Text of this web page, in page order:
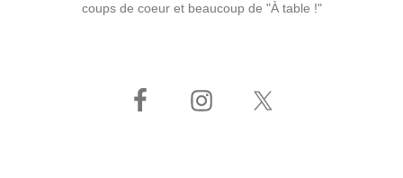
coups de coeur et beaucoup de "À table !"